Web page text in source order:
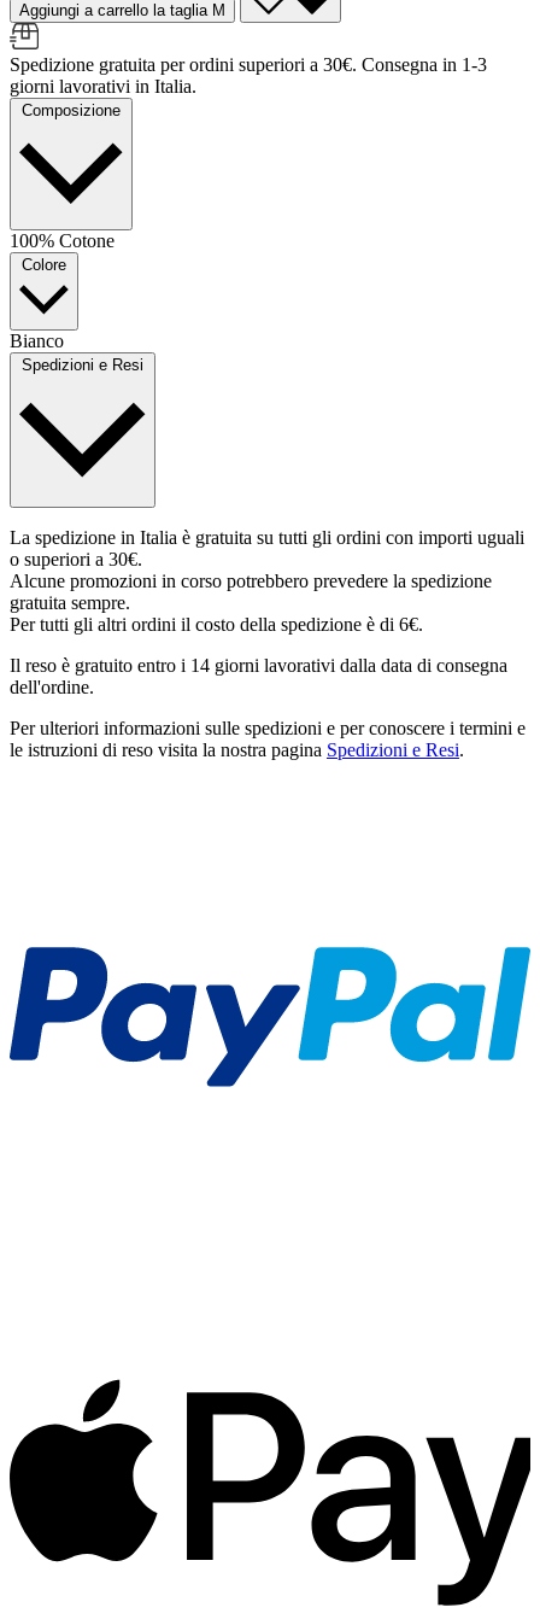
Aggiungi a carrello la taglia M
Spedizione gratuita per ordini superiori a 30€. Consegna in 1-3
giorni lavorativi in Italia.
Composizione
100% Cotone
Colore
Bianco
Spedizioni e Resi
La spedizione in Italia è gratuita su tutti gli ordini con importi uguali
o superiori a 30€.
Alcune promozioni in corso potrebbero prevedere la spedizione
gratuita sempre.
Per tutti gli altri ordini il costo della spedizione è di 6€.
Il reso è gratuito entro i 14 giorni lavorativi dalla data di consegna
dell'ordine.
Per ulteriori informazioni sulle spedizioni e per conoscere i termini e
le istruzioni di reso visita la nostra pagina Spedizioni e Resi.